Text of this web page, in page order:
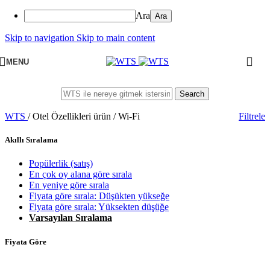
Ara
Skip to navigation Skip to main content
MENU
Search
WTS / Otel Özellikleri ürün / Wi-Fi Filtrele
Akıllı Sıralama
Popülerlik (satış)
En çok oy alana göre sırala
En yeniye göre sırala
Fiyata göre sırala: Düşükten yükseğe
Fiyata göre sırala: Yüksekten düşüğe
Varsayılan Sıralama
Fiyata Göre